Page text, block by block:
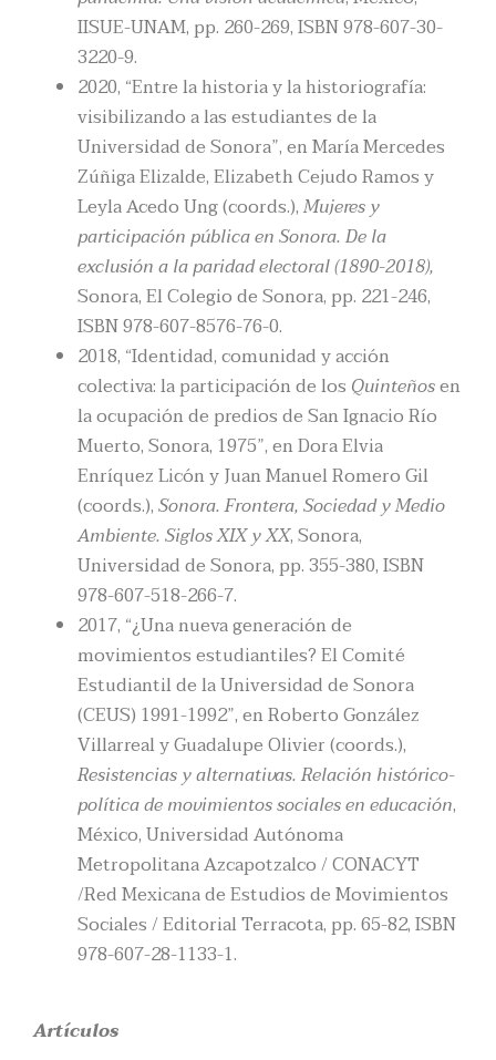
IISUE-UNAM, pp. 260-269, ISBN 978-607-30-
3220-9.
2020, “Entre la historia y la historiografía:
visibilizando a las estudiantes de la
Universidad de Sonora”, en María Mercedes
Zúñiga Elizalde, Elizabeth Cejudo Ramos y
Leyla Acedo Ung (coords.),Mujeres y
participación pública en Sonora. De la
exclusión a la paridad electoral (1890-2018),
Sonora, El Colegio de Sonora, pp. 221-246,
ISBN 978-607-8576-76-0.
2018, “Identidad, comunidad y acción
colectiva: la participación de los Quinteñosen
la ocupación de predios de San Ignacio Río
Muerto, Sonora, 1975”, en Dora Elvia
Enríquez Licón y Juan Manuel Romero Gil
(coords.),Sonora. Frontera, Sociedad y Medio
Ambiente. Siglos XIX y XX, Sonora,
Universidad de Sonora, pp. 355-380, ISBN
978-607-518-266-7.
2017, “¿Una nueva generación de
movimientos estudiantiles? El Comité
Estudiantil de la Universidad de Sonora
(CEUS) 1991-1992”, en Roberto González
Villarreal y Guadalupe Olivier (coords.),
Resistencias y alternativas. Relación histórico-
política de movimientos sociales en educación,
México, Universidad Autónoma
Metropolitana Azcapotzalco / CONACYT
/Red Mexicana de Estudios de Movimientos
Sociales / Editorial Terracota, pp. 65-82, ISBN
978-607-28-1133-1.
Artículos